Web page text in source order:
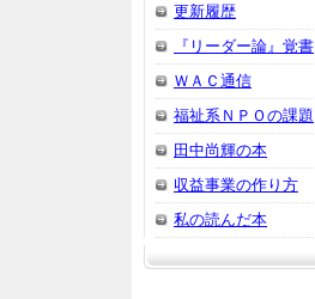
更新履歴
『リーダー論』覚書
ＷＡＣ通信
福祉系ＮＰＯの課題
田中尚輝の本
収益事業の作り方
私の読んだ本